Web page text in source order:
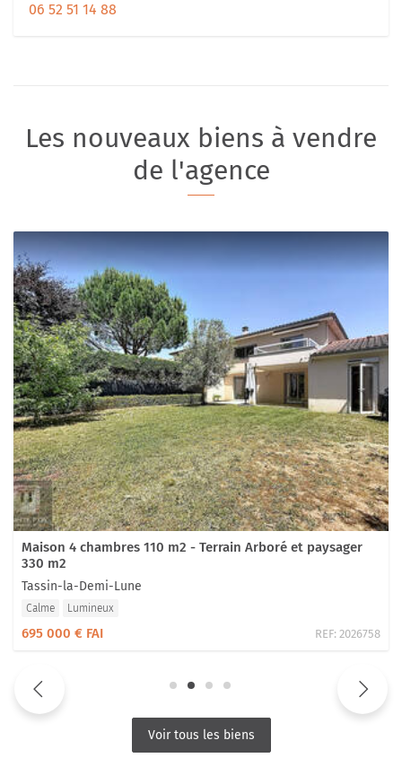
06 52 51 14 88
Les nouveaux biens à vendre
de l'agence
Maison 4 chambres 110 m2 - Terrain Arboré et paysager
330 m2
Tassin-la-Demi-Lune
Calme Lumineux
695 000 € FAI REF: 2026758
Voir tous les biens